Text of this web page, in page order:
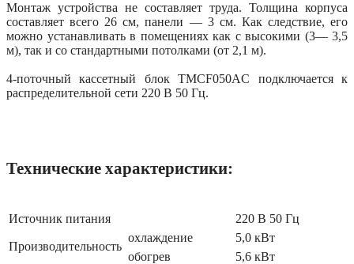
Монтаж устройства не составляет труда. Толщина корпуса
составляет всего 26 см, панели — 3 см. Как следствие, его
можно устанавливать в помещениях как с высокими (3— 3,5
м), так и со стандартными потолками (от 2,1 м).
4-поточный кассетный блок TMCF050AС подключается к
распределительной сети 220 В 50 Гц.
Технические характеристики:
Источник питания 220 В 50 Гц
Производительность
охлаждение
5,0 кВт
обогрев
5,6 кВт